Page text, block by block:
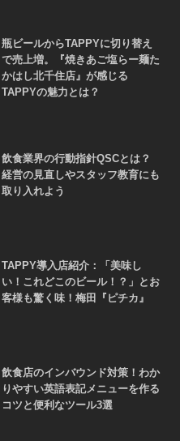
瓶ビールからTAPPYに切り替え
で売上増。『焼きあご塩らー麺た
かはし北千住店』が感じる
TAPPYの魅力とは？
飲食業界の行動指針QSCとは？
経営の見直しやスタッフ教育にも
取り入れよう
TAPPY導入店紹介：「美味し
い！これどこのビール！？」とお
客様も驚く味！梅田『ピチカ』
飲食店のインバウンド対策！わか
りやすい英語表記メニューを作る
コツと便利なツール3選